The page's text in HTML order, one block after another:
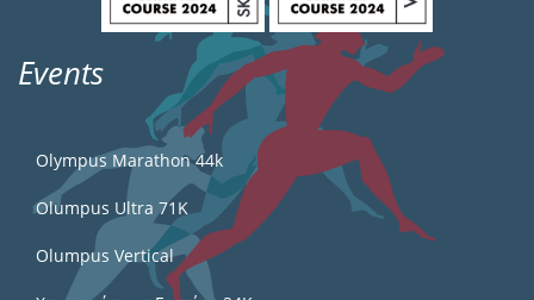
Events
Olympus Marathon 44k
Olumpus Ultra 71K
Olumpus Vertical